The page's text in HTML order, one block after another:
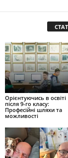
Орієнтуючись в освіті
після 9-го класу:
Професійні шляхи та
можливості